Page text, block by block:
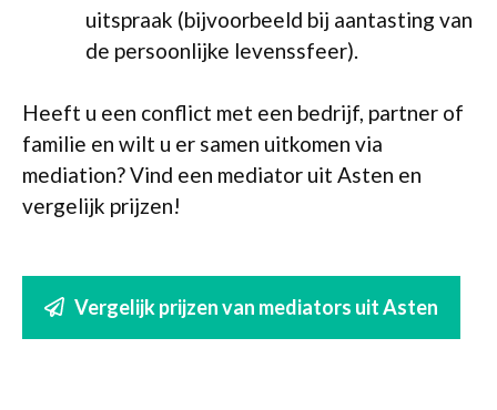
uitspraak (bijvoorbeeld bij aantasting van
de persoonlijke levenssfeer).
Heeft u een conflict met een bedrijf, partner of
familie en wilt u er samen uitkomen via
mediation? Vind een mediator uit Asten en
vergelijk prijzen!
Vergelijk prijzen van mediators uit Asten